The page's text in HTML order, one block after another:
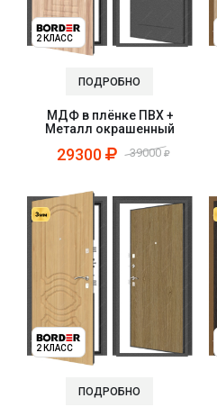
2 КЛАСС
ПОДРОБНО
МДФ в плёнке ПВХ +
Металл окрашенный
29300 39000
2 КЛАСС
ПОДРОБНО